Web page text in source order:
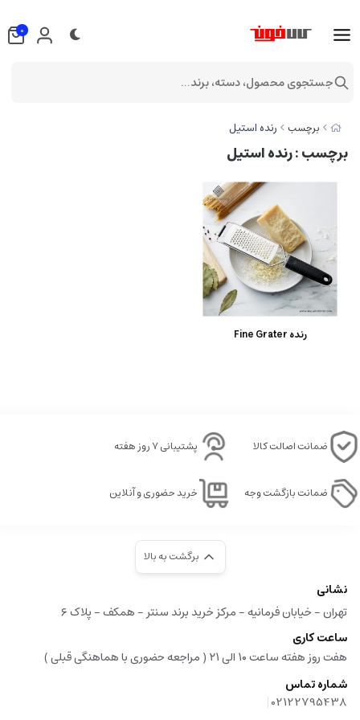
برچسب رنده استیل
برچسب: رنده استیل
رنده Fine Grater
ضمانت اصالت کالا پشتیبانی ۷ روز هفته
ضمانت بازگشت وجه خرید حضوری و آنلاین
برگشت به بالا
نشانی
تهران - خیابان فرمانیه - مرکز خرید برند سنتر - همکف - پلاک ۶
ساعت کاری
هفت روز هفته ساعت ۱۰ الی ۲۱ ( مراجعه حضوری با هماهنگی قبلی )
شماره تماس
02122795438
|
0
جستجوی محصول، دسته، برند...